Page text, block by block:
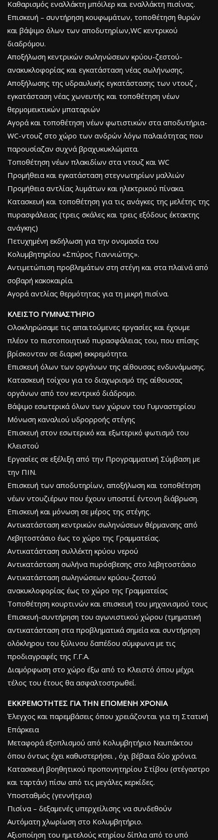
Καθαρισμός εναλλάκτη μπόϊλερ και εναλλάκτη πισίνας.
Επισκευή – συντήρηση κουφωμάτων, τοποθέτηση θυρών
και βάψιμο όλων των αποδυτηρίων,WC κεντρικού
διαδρόμου.
Αποξήλωση κεντρικών σωληνώσεων κρύου-ζεστού-
ανακυκλοφορίας και εγκατάσταση νέας σωλήνωσης.
Αποξήλωσης της υδραυλικής εγκατάστασης των ντουζ ,
εγκατάσταση νέας χωνευτής και τοποθέτηση νέων
θερμομεικτικών μπαταριών
Αγορά και τοποθέτηση νέων φωτιστικών στα αποδυτήρια-
WC-ντουζ στο χώρο των ανδρών λόγω παλαιότητας που
παρουσίαζαν συχνά βραχυκυκλώματα.
Τοποθέτηση νέων πλακιδίων στα ντουζ και WC
Προμήθεια και εγκατάσταση στεγνωτηρίων μαλλιών
Προμήθεια αντλίας λυμάτων και ηλεκτρικού πίνακα.
Κατασκευή και τοποθέτηση για τις ανάγκες της μελέτης της
πυρασφάλειας (τρεις σκάλες και τρεις εξόδους έκτακτης
ανάγκης)
Πετυχημένη εκδήλωση για την ονομασία του
Κολυμβητηρίου «Σπύρος Γιαννιώτης».
Αντιμετώπιση προβλημάτων στη στέγη και στα πλαϊνά από
σοβαρή κακοκαιρία.
Αγορά αντλίας θερμότητας για τη μικρή πισίνα.
ΚΛΕΙΣΤΟ ΓΥΜΝΑΣΤΉΡΙΟ
Ολοκληρώσαμε τις απαιτούμενες εργασίες και έχουμε
πλέον το πιστοποιητικό πυρασφάλειας του, που επίσης
βρίσκονταν σε διαρκή εκκρεμότητα.
Επισκευή όλων των οργάνων της αίθουσας ενδυνάμωσης.
Κατασκευή τοίχου για το διαχωρισμό της αίθουσας
οργάνων από τον κεντρικό διάδρομο.
Βάψιμο εσωτερικά όλων των χώρων του Γυμναστηρίου
Μόνωση καναλιού υδρορροής στέγης
Επισκευή στον εσωτερικό και εξωτερικό φωτισμό του
Κλειστού
Εργασίες σε εξέλιξη από την Προγραμματική Σύμβαση με
την ΠΙΝ.
Επισκευή των αποδυτηρίων, αποξήλωση και τοποθέτηση
νέων ντουζιέρων που έχουν υποστεί έντονη διάβρωση.
Επισκευή και μόνωση σε μέρος της στέγης.
Αντικατάσταση κεντρικών σωληνώσεων θέρμανσης από
Λεβητοστάσιο έως το χώρο της Γραμματείας.
Αντικατάσταση συλλέκτη κρύου νερού
Αντικατάσταση σωλήνα πυρόσβεσης στο λεβητοστάσιο
Αντικατάσταση σωληνώσεων κρύου-ζεστού
ανακυκλοφορίας έως το χώρο της Γραμματείας
Τοποθέτηση κουρτινών και επισκευή του μηχανισμού τους
Επισκευή-συντήρηση του αγωνιστικού χώρου (τμηματική
αντικατάσταση στα προβληματικά σημεία και συντήρηση
ολόκληρου του ξύλινου δαπέδου σύμφωνα με τις
προδιαγραφές της Γ.Γ.Α.
Διαμόρφωση στο χώρο έξω από το Κλειστό όπου μέχρι
τέλος του έτους θα ασφαλτοστρωθεί.
ΕΚΚΡΕΜΟΤΗΤΕΣ ΓΙΑ ΤΗΝ ΕΠΟΜΕΝΗ ΧΡΟΝΙΑ
Έλεγχος και παρεμβάσεις όπου χρειάζονται για τη Στατική
Επάρκεια
Μεταφορά εξοπλισμού από Κολυμβητήριο Ναυπάκτου
όπου όντως έχει καθυστερήσει , όχι βέβαια δύο χρόνια.
Κατασκευή βοηθητικού προπονητηρίου Στίβου (στέγαστρο
και ταρτάν) πίσω από τις μεγάλες κερκίδες.
Υποσταθμός (γεννήτρια)
Πισίνα – δεξαμενές υπερχείλισης να συνδεθούν
Αυτόματη χλωρίωση στο Κολυμβητήριο.
Αξιοποίηση του ημιτελούς κτηρίου δίπλα από το υπό